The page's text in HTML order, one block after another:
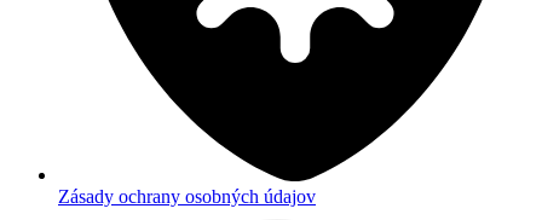
Zásady ochrany osobných údajov